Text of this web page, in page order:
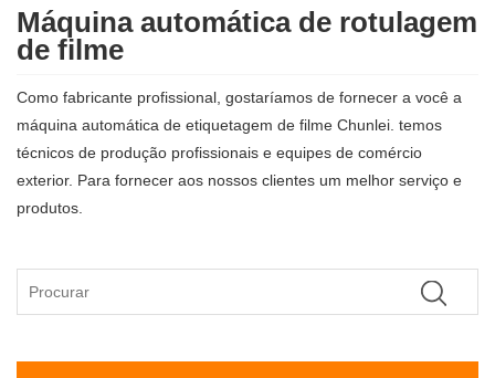
Máquina automática de rotulagem
de filme
Como fabricante profissional, gostaríamos de fornecer a você a
máquina automática de etiquetagem de filme Chunlei. temos
técnicos de produção profissionais e equipes de comércio
exterior. Para fornecer aos nossos clientes um melhor serviço e
produtos.